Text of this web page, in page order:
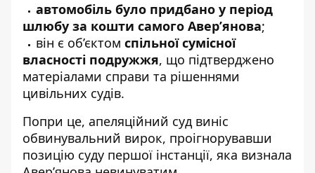
автомобіль було придбано у період
шлюбу за кошти самого Авер’янова;
він є об’єктом спільної сумісної
власності подружжя, що підтверджено
матеріалами справи та рішеннями
цивільних судів.
Попри це, апеляційний суд виніс
обвинувальний вирок, проігнорувавши
позицію суду першої інстанції, яка визнала